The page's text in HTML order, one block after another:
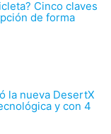
Cinco claves
de forma
la nueva DesertX
y con 4